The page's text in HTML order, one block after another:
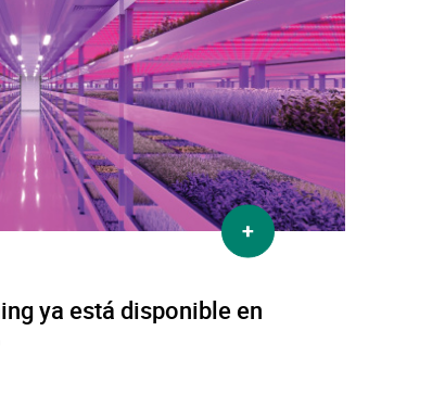
más
ya está disponible en